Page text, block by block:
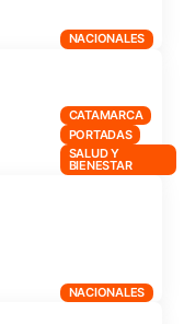
NACIONALES
CATAMARCA
PORTADAS
SALUD Y
BIENESTAR
NACIONALES